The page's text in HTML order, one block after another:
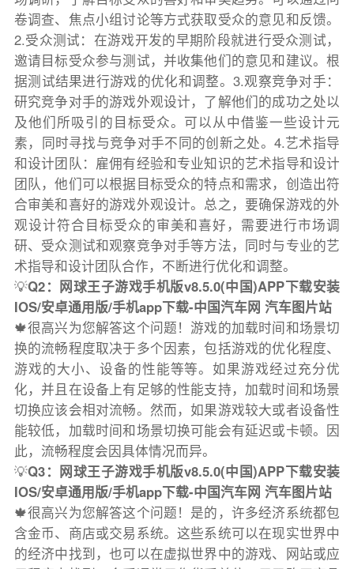
卷调查、焦点小组讨论等方式获取受众的意见和反馈。
2.受众测试：在游戏开发的早期阶段就进行受众测试，
邀请目标受众参与测试，并收集他们的意见和建议。根
据测试结果进行游戏的优化和调整。3.观察竞争对手：
研究竞争对手的游戏外观设计，了解他们的成功之处以
及他们所吸引的目标受众。可以从中借鉴一些设计元
素，同时寻找与竞争对手不同的创新之处。4.艺术指导
和设计团队：雇佣有经验和专业知识的艺术指导和设计
团队，他们可以根据目标受众的特点和需求，创造出符
合审美和喜好的游戏外观设计。总之，要确保游戏的外
观设计符合目标受众的审美和喜好，需要进行市场调
研、受众测试和观察竞争对手等方法，同时与专业的艺
术指导和设计团队合作，不断进行优化和调整。
💡Q2：网球王子游戏手机版v8.5.0(中国)APP下载安装
IOS/安卓通用版/手机app下载-中国汽车网 汽车图片站
🍁很高兴为您解答这个问题！游戏的加载时间和场景切
换的流畅程度取决于多个因素，包括游戏的优化程度、
游戏的大小、设备的性能等等。如果游戏经过充分优
化，并且在设备上有足够的性能支持，加载时间和场景
切换应该会相对流畅。然而，如果游戏较大或者设备性
能较低，加载时间和场景切换可能会有延迟或卡顿。因
此，流畅程度会因具体情况而异。
💡Q3：网球王子游戏手机版v8.5.0(中国)APP下载安装
IOS/安卓通用版/手机app下载-中国汽车网 汽车图片站
🍁很高兴为您解答这个问题！是的，许多经济系统都包
含金币、商店或交易系统。这些系统可以在现实世界中
的经济中找到，也可以在虚拟世界中的游戏、网站或应